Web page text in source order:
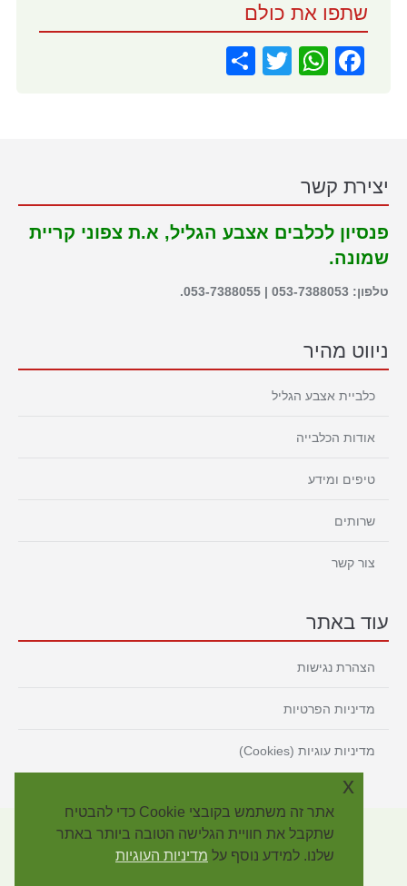
שתפו את כולם
Facebook
WhatsApp
Twitter
יצירת קשר
פנסיון לכלבים אצבע הגליל, א.ת צפוני קריית
שמונה.
טלפון: 053-7388053 | 053-7388055.
ניווט מהיר
כלביית אצבע הגליל
אודות הכלבייה
טיפים ומידע
שרותים
צור קשר
עוד באתר
הצהרת נגישות
מדיניות הפרטיות
מדיניות עוגיות (Cookies)
אתר זה משתמש בקובצי Cookie כדי להבטיח
שתקבל את חוויית הגלישה הטובה ביותר באתר
שלנו. למידע נוסף על מדיניות העוגיות
x